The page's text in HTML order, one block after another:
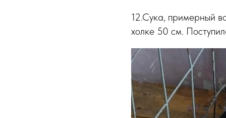
12.Сука, примерный
холке 50 см.